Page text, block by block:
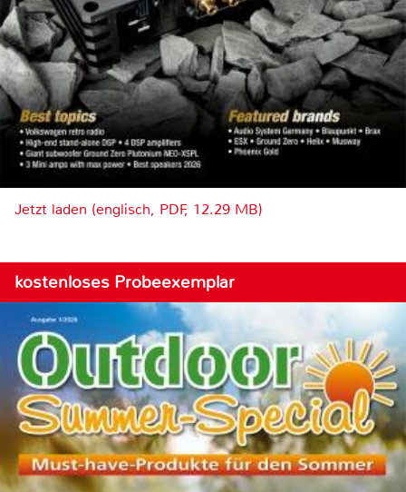
Jetzt laden (englisch, PDF, 12.29 MB)
kostenloses Probeexemplar